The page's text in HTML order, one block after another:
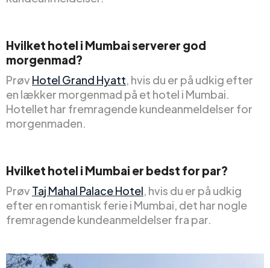
Hvilket hotel i Mumbai serverer god
morgenmad?
Prøv Hotel Grand Hyatt, hvis du er på udkig efter
en lækker morgenmad på et hotel i Mumbai.
Hotellet har fremragende kundeanmeldelser for
morgenmaden.
Hvilket hotel i Mumbai er bedst for par?
Prøv Taj Mahal Palace Hotel, hvis du er på udkig
efter en romantisk ferie i Mumbai, det har nogle
fremragende kundeanmeldelser fra par.